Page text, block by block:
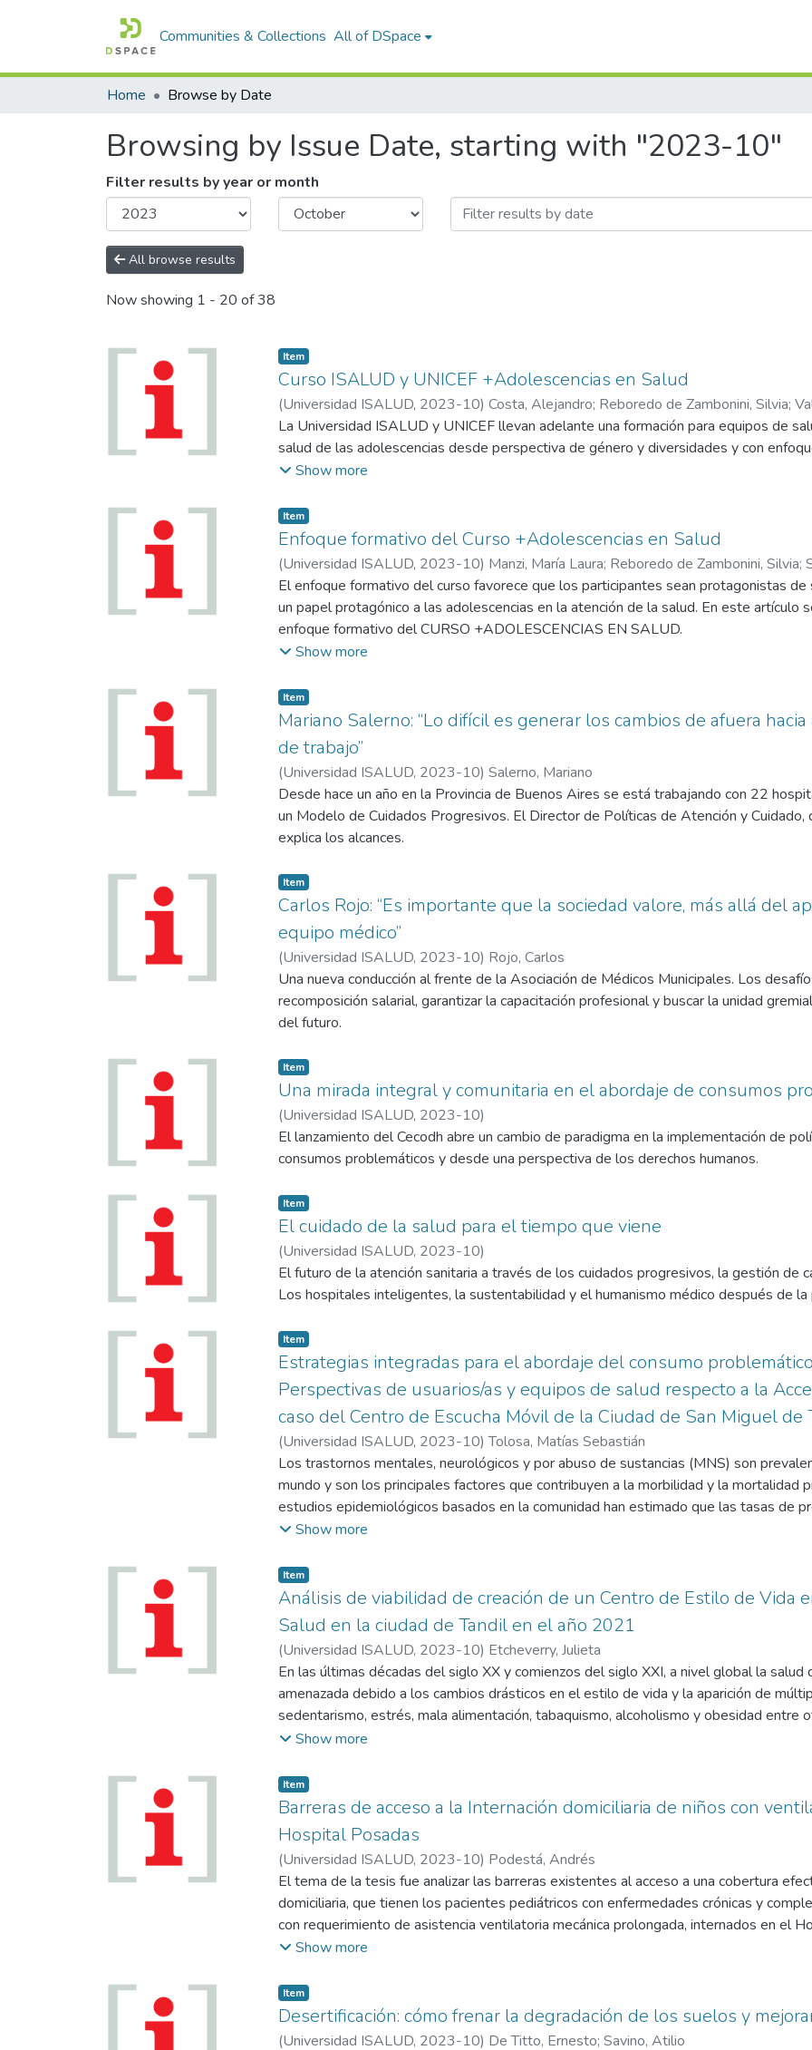
Communities & Collections All of DSpace
Home Browse by Date
Browsing by Issue Date, starting with "2023-10"
Filter results by year or month
All browse results
Now showing 1 - 20 of 38
Item
Curso ISALUD y UNICEF +Adolescencias en Salud
(Universidad ISALUD, 2023-10) Costa, Alejandro; Reboredo de Zambonini, Silvia;
Gímenez, María Belén;Manzi, María Laura ;Sabelli, María José;Savoi, María Jorgelina;
La Universidad ISALUD y UNICEF llevan adelante una formación para equipos de
salud de las adolescencias desde perspectiva de género y diversidades y con
Show more
Item
Enfoque formativo del Curso +Adolescencias en Salud
(Universidad ISALUD, 2023-10) Manzi, María Laura; Reboredo de Zambonini, Silvia;
Jorgelina
El enfoque formativo del curso favorece que los participantes sean protagonistas de
un papel protagónico a las adolescencias en la atención de la salud. En este artículo
enfoque formativo del CURSO +ADOLESCENCIAS EN SALUD.
Show more
Item
Mariano Salerno: “Lo difícil es generar los cambios de afuera
de trabajo”
(Universidad ISALUD, 2023-10) Salerno, Mariano
Desde hace un año en la Provincia de Buenos Aires se está trabajando con 22
un Modelo de Cuidados Progresivos. El Director de Políticas de Atención y Cuidado,
explica los alcances.
Item
Carlos Rojo: “Es importante que la sociedad valore, más allá del
equipo médico”
(Universidad ISALUD, 2023-10) Rojo, Carlos
Una nueva conducción al frente de la Asociación de Médicos Municipales. Los
recomposición salarial, garantizar la capacitación profesional y buscar la unidad
del futuro.
Item
Una mirada integral y comunitaria en el abordaje de consumos
(Universidad ISALUD, 2023-10)
El lanzamiento del Cecodh abre un cambio de paradigma en la implementación de
consumos problemáticos y desde una perspectiva de los derechos humanos.
Item
El cuidado de la salud para el tiempo que viene
(Universidad ISALUD, 2023-10)
El futuro de la atención sanitaria a través de los cuidados progresivos, la gestión de
Los hospitales inteligentes, la sustentabilidad y el humanismo médico después de la
Item
Estrategias integradas para el abordaje del consumo
Perspectivas de usuarios/as y equipos de salud respecto a la
caso del Centro de Escucha Móvil de la Ciudad de San Miguel de
(Universidad ISALUD, 2023-10)Tolosa, Matías Sebastián
Los trastornos mentales, neurológicos y por abuso de sustancias (MNS) son
mundo y son los principales factores que contribuyen a la morbilidad y la mortalidad
estudios epidemiológicos basados en la comunidad han estimado que las tasas de
los trastornos mentales en adultos son del 12,2 48,6% y que las tasas de
(AVAD), puede atribuirse a los trastornos MNS. Cerca del 30% de la carga total de
debe a estos trastornos. (OPS/WHO, 2009) Casi tres cuartas partes de la carga
neuropsiquiátricos corresponden a los países con ingresos bajos y medios-bajos.
2008) El estigma y las violaciones de los derechos humanos de quienes padecen
problema, aumentando su vulnerabilidad, acelerando y reforzando su caída en la
rehabilitación...
Show more
Item
Análisis de viabilidad de creación de un Centro de Estilo de Vida
Salud en la ciudad de Tandil en el año 2021
(Universidad ISALUD, 2023-10) Etcheverry, Julieta
En las últimas décadas del siglo XX y comienzos del siglo XXI, a nivel global la
amenazada debido a los cambios drásticos en el estilo de vida y la aparición de
sedentarismo, estrés, mala alimentación, tabaquismo, alcoholismo y obesidad entre
surgimiento de las llamadas Enfermedades Crónicas No Transmisibles (ECNT), que
entre otras, las enfermedades cardiovasculares, cáncer, diabetes tipo II,
enfermedad pulmonar obstructiva crónica, hipertensión arterial, artropatías crónicas,
psiquiátricas. Los estilos de vida no saludables están relacionados, asimismo, con
de enfermedades agudas transmisibles como las producidas por el virus COVID
Vida (CEV) son espacios que permiten trabajar corrigiendo los hábitos no saludables
salud y la aplicación de la medicina de estilo de vida. A su vez son una alternativa
aprovechar sus tiempos vacacionales y desean o necesitan realizar cambios en su
las ECNT. El presente trabajo consiste en el análisis de viabilidad de un proyecto de
de estilo de vida turístico en la ciudad de Tandil, en el año 2021.
Show more
Item
Barreras de acceso a la Internación domiciliaria de niños con
Hospital Posadas
(Universidad ISALUD, 2023-10) Podestá, Andrés
El tema de la tesis fue analizar las barreras existentes al acceso a una cobertura
domiciliaria, que tienen los pacientes pediátricos con enfermedades crónicas y
con requerimiento de asistencia ventilatoria mecánica prolongada, internados en el
Posadas, en el periodo 1º de noviembre del año 2021 al 30 de abril del año 2022.
en las últimas décadas, se ha visto a nivel mundial en las Unidades de Cuidados
aumento importante en la sobrevida de pacientes que antes fallecían, esto se vio
evolucionan con un grado elevado de secuelas, quedando muchos de ellos con algún
Show more
Item
Desertificación: cómo frenar la degradación de los suelos y
(Universidad ISALUD, 2023-10) De Titto, Ernesto; Savino, Atilio